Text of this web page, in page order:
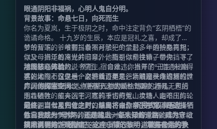
Nights Rite
眼通阴阳非福祸，心明人鬼自分明。
背景故事：命悬七日，向死而生
你名为夏岚，生于极阴之时，命中注定背负“玄阴栖梧”的
诡谲命格。 十九岁的生辰，本应是冠礼之喜，却成了噩
梦的开端。爷爷颤抖着揭开了一个尘封多年的残酷真相：
你父母当年的离世并非意外，而是以命换命，替你挡下了
那场必死的劫数。 然而，宿命难违。当年的“正主”未曾得
手，如今七日之后，必将循迹而来，索取这一条迟到的性
命。你的生死大坎，便悬于这短短七个昼夜之间。
爷爷留下的，唯有三条不可触犯的禁忌、一道护身符咒，
以及一把泛着冷光的旧琴。他指引你前往镇子中央，寻找
那位知晓天机的说书先生。 自此，你推开了一扇通往幽
冥的大门。这是一个交织着百年恩怨、阴阳秩序崩坏的世
界。 婉娘那场永远点不燃红烛的婚礼劫难、梓儿无声的
悲壮牺牲、船夫沉于河底的千古奇冤、卖糖人走不出的轮
回怪圈、僧人死守的封口禁言、以及学生那化不开的执
念…… 每一个游荡的孤魂背后，都残存着一块破碎的真相
拼图。 而你，必须在这七个漫漫长夜中，收集线索，点
地图核心体验
这张地图不仅仅是一次游戏，更是一场触及灵魂的旅程。
广阔的探索空间：你将深入七大风格迥异的场景，包括
阴森破败的废弃凶宅、寒鸦凄切的荒山坟场、幽暗压抑的
河底洞窟以及古老庄严的深山古寺。沉浸式叙事互动：
你需要鼓起勇气与徘徊的鬼魂对话，破解尘封的阵法，收
集关键信物，唤醒那些被遗忘的记忆。道德与命运的抉
最终，当七星归位之时，结局将由你亲手书写。是选择牺
牲自我成为“母体”，还是踏上一条未知的道路，成为守护
阴阳两界的“守桥人”？ 这座小镇的黎明，掌握在你的手
技术说明与游玩指南